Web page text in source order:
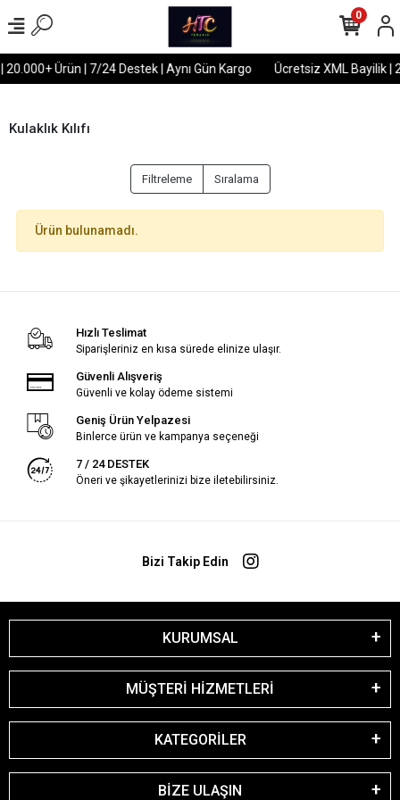
Ürün | 7/24 Destek | Aynı Gün Kargo Ücretsiz XML Bayilik |
0
Kulaklık Kılıfı
Filtreleme Sıralama
Ürün bulunamadı.
Hızlı Teslimat
Siparişleriniz en kısa sürede elinize ulaşır.
Güvenli Alışveriş
Güvenli ve kolay ödeme sistemi
Geniş Ürün Yelpazesi
Binlerce ürün ve kampanya seçeneği
7 / 24 DESTEK
Öneri ve şikayetlerinizi bize iletebilirsiniz.
Bizi Takip Edin
KURUMSAL
MÜŞTERİ HİZMETLERİ
KATEGORİLER
BİZE ULAŞIN